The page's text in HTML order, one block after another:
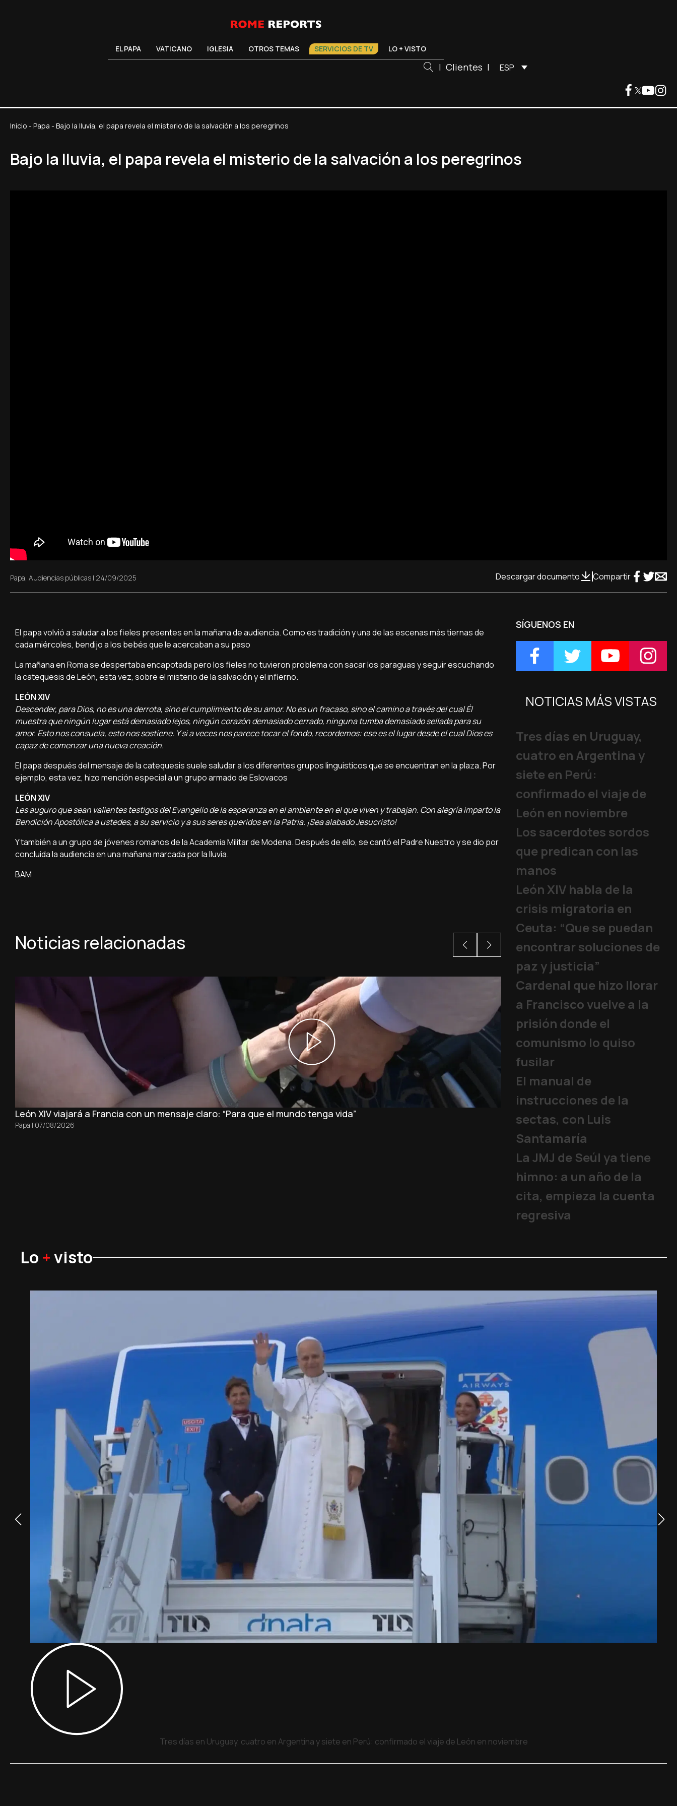
EL PAPA VATICANO IGLESIA OTROS TEMAS SERVICIOS DE TV LO + VISTO
| Clientes | ESP
Inicio - Papa - Bajo la lluvia, el papa revela el misterio de la salvación a los peregrinos
Bajo la lluvia, el papa revela el misterio de la salvación a los peregrinos
Papa Audiencias públicas | 24/09/2025 Descargar documento Compartir
El papa volvió a saludar a los fieles presentes en la mañana de audiencia. Como es tradición y una de las escenas más tiernas de
cada miércoles, bendijo a los bebés que le acercaban a su paso
La mañana en Roma se despertaba encapotada pero los fieles no tuvieron problema con sacar los paraguas y seguir escuchando
la catequesis de León, esta vez, sobre el misterio de la salvación y el infierno.
LEÓN XIV
Descender, para Dios, no es una derrota, sino el cumplimiento de su amor. No es un fracaso, sino el camino a través del cual Él
muestra que ningún lugar está demasiado lejos, ningún corazón demasiado cerrado, ninguna tumba demasiado sellada para su
amor. Esto nos consuela, esto nos sostiene. Y si a veces nos parece tocar el fondo, recordemos: ese es el lugar desde el cual Dios es
capaz de comenzar una nueva creación.
El papa después del mensaje de la catequesis suele saludar a los diferentes grupos linguisticos que se encuentran en la plaza. Por
ejemplo, esta vez, hizo mención especial a un grupo armado de Eslovacos
LEÓN XIV
Les auguro que sean valientes testigos del Evangelio de la esperanza en el ambiente en el que viven y trabajan. Con alegría imparto la
Bendición Apostólica a ustedes, a su servicio y a sus seres queridos en la Patria. ¡Sea alabado Jesucristo!
Y también a un grupo de jóvenes romanos de la Academia Militar de Modena. Después de ello, se cantó el Padre Nuestro y se dio por
concluida la audiencia en una mañana marcada por la lluvia.
BAM
Noticias relacionadas
León XIV viajará a Francia con un mensaje claro: “Para que el mundo tenga vida”
Papa | 07/08/2026 Papa
SÍGUENOS EN
NOTICIAS MÁS VISTAS
Tres días en Uruguay,
cuatro en Argentina y
siete en Perú:
confirmado el viaje de
León en noviembre
Los sacerdotes sordos
que predican con las
manos
León XIV habla de la
crisis migratoria en
Ceuta: “Que se puedan
encontrar soluciones de
paz y justicia”
Cardenal que hizo llorar
a Francisco vuelve a la
prisión donde el
comunismo lo quiso
fusilar
El manual de
instrucciones de la
sectas, con Luis
Santamaría
La JMJ de Seúl ya tiene
himno: a un año de la
cita, empieza la cuenta
regresiva
Lo +visto
Tres días en Uruguay, cuatro en Argentina y siete en Perú: confirmado el viaje de León en noviembre